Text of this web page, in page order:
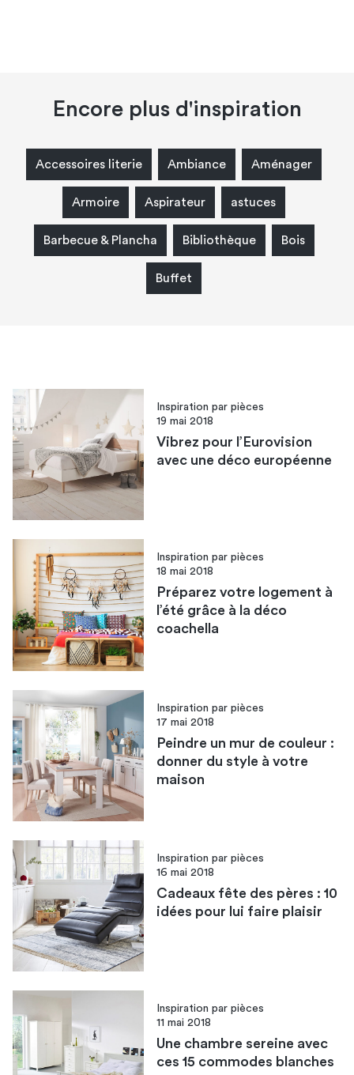
Encore plus d'inspiration
Accessoires literie Ambiance Aménager
Armoire Aspirateur astuces
Barbecue & Plancha Bibliothèque Bois
Buffet
Inspiration par pièces
19 mai 2018
Vibrez pour l’Eurovision
avec une déco européenne
Inspiration par pièces
18 mai 2018
Préparez votre logement à
l’été grâce à la déco
coachella
Inspiration par pièces
17 mai 2018
Peindre un mur de couleur :
donner du style à votre
maison
Inspiration par pièces
16 mai 2018
Cadeaux fête des pères : 10
idées pour lui faire plaisir
Inspiration par pièces
11 mai 2018
Une chambre sereine avec
ces 15 commodes blanches